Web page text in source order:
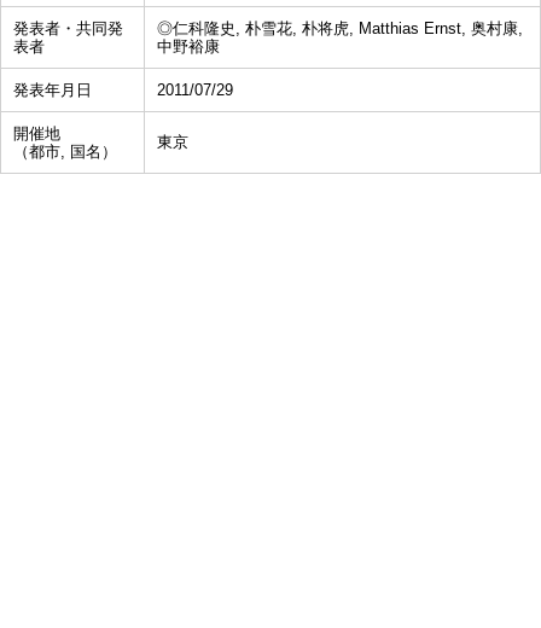
発表者・共同発
表者
◎仁科隆史, 朴雪花, 朴将虎, Matthias Ernst, 奥村康,
中野裕康
発表年月日 2011/07/29
開催地
（都市, 国名）
東京